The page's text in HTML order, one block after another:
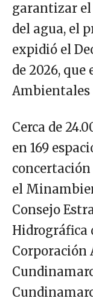
garantizar
del agua, el
expidió el
de 2026,
Ambientales
Cerca de
en 169
el
Consejo
Hidrográfica
Corporación